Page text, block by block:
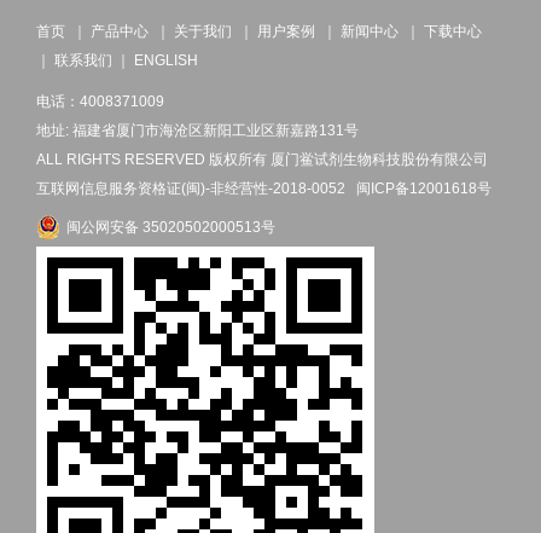
首页 ｜ 产品中心 ｜ 关于我们 ｜ 用户案例 ｜ 新闻中心 ｜ 下载中心
｜ 联系我们 ｜ ENGLISH
电话：4008371009
地址: 福建省厦门市海沧区新阳工业区新嘉路131号
ALL RIGHTS RESERVED 版权所有 厦门鲎试剂生物科技股份有限公司
互联网信息服务资格证(闽)-非经营性-2018-0052 闽ICP备12001618号
闽公网安备 35020502000513号